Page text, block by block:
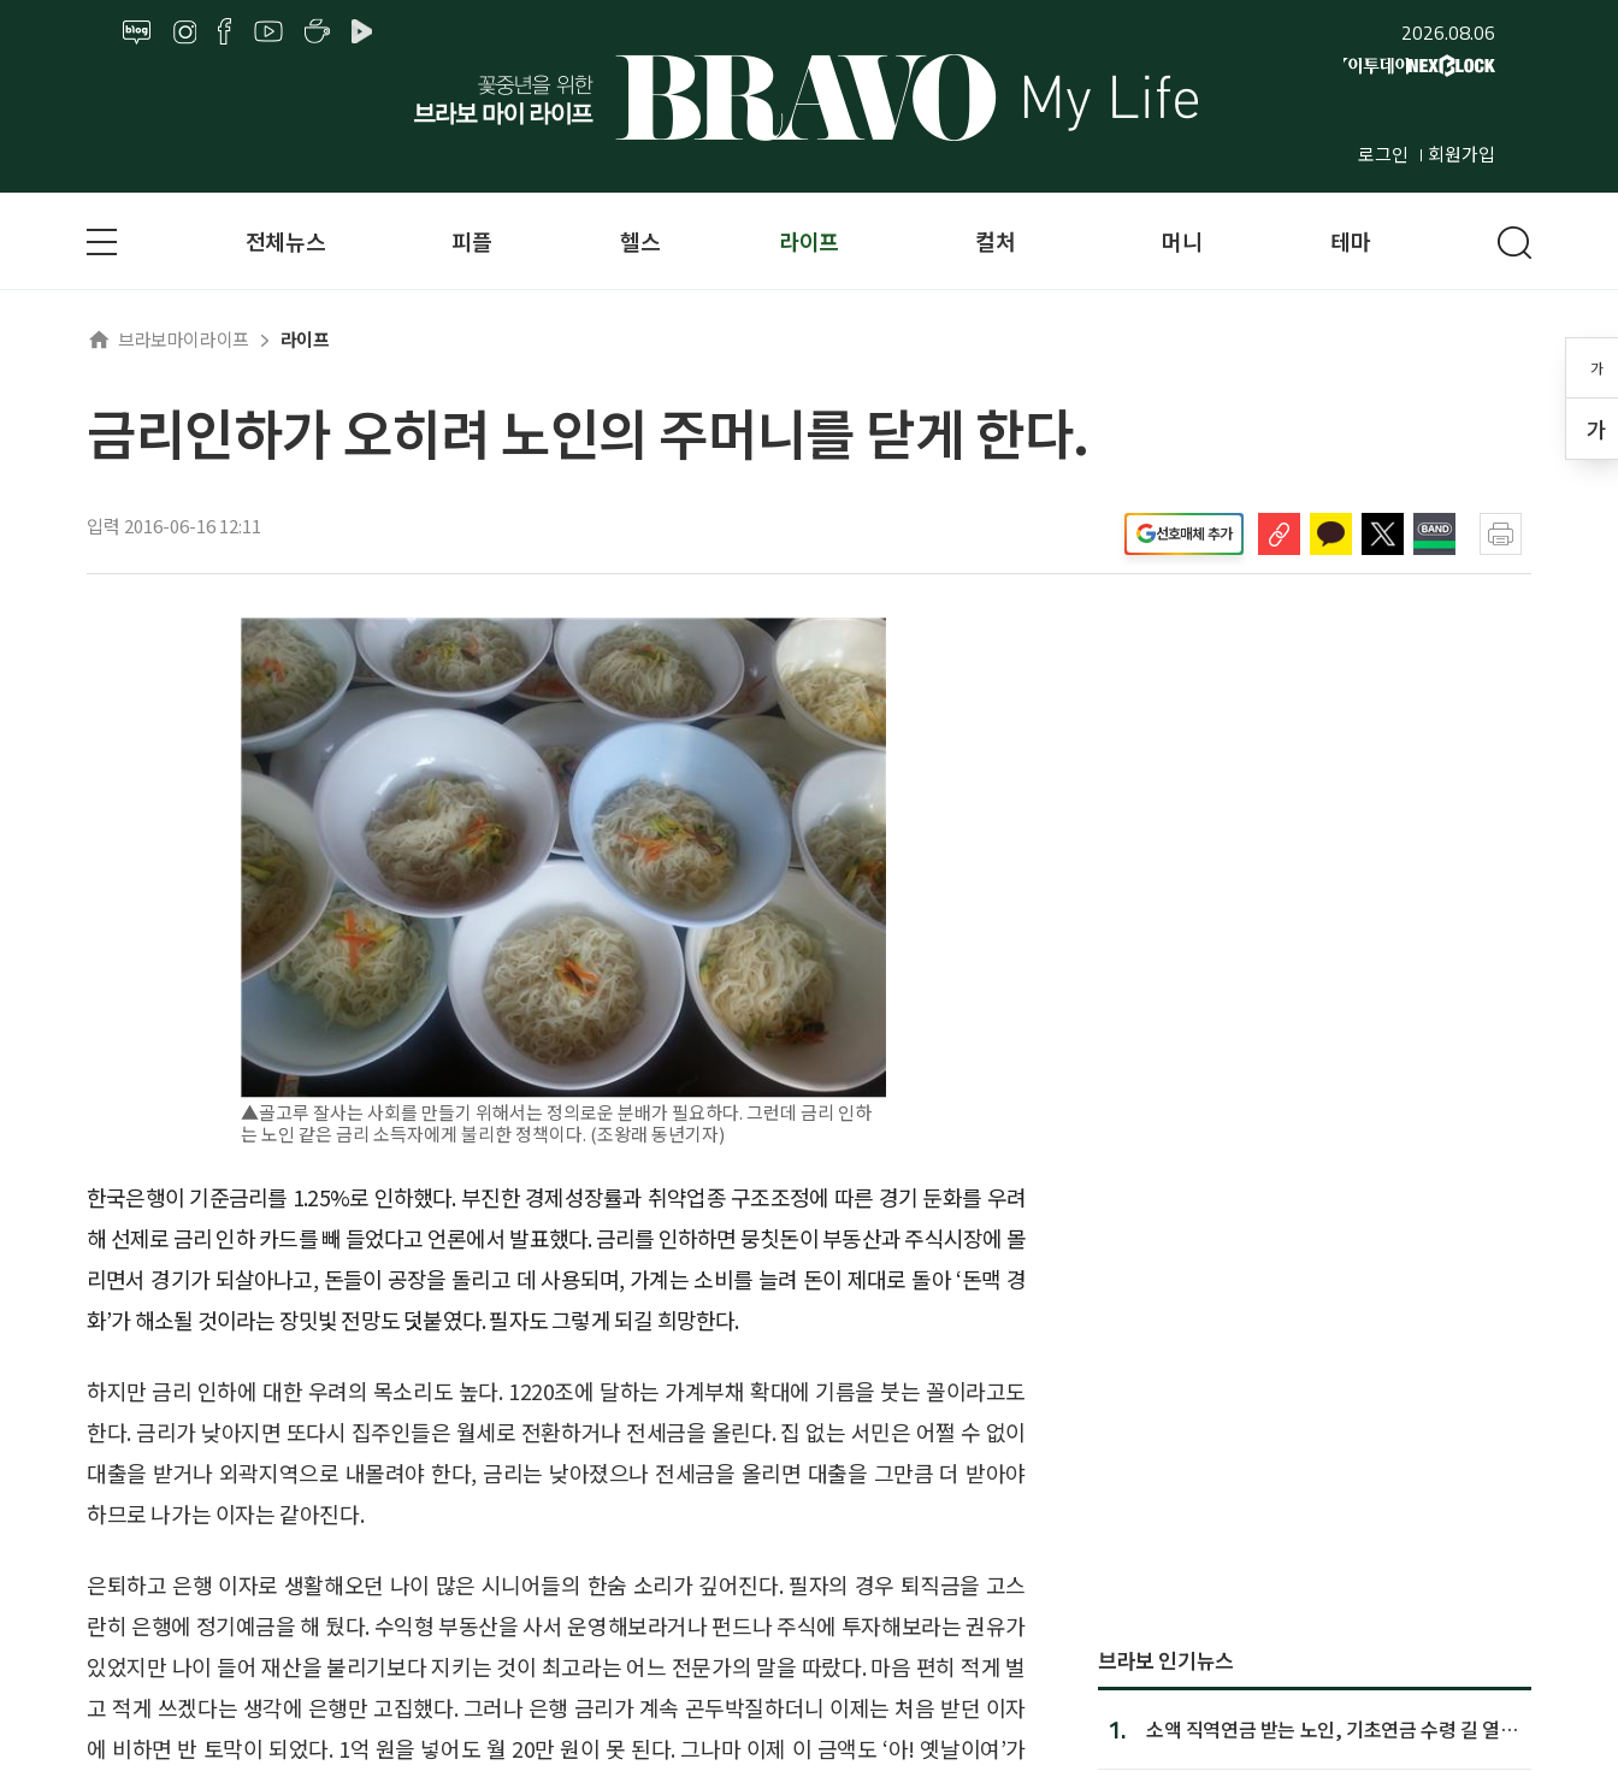
2026.08.06
로그인 회원가입
가
가
전체뉴스 피플 헬스 라이프 컬처 머니 테마
브라보마이라이프 라이프
금리인하가 오히려 노인의 주머니를 닫게 한다.
입력 2016-06-16 12:11 선호매체 추가
▲골고루 잘사는 사회를 만들기 위해서는 정의로운 분배가 필요하다. 그런데 금리 인하
는 노인 같은 금리 소득자에게 불리한 정책이다. (조왕래 동년기자)
한국은행이 기준금리를 1.25%로 인하했다. 부진한 경제성장률과 취약업종 구조조정에 따른 경기 둔화를 우려
해 선제로 금리 인하 카드를 빼 들었다고 언론에서 발표했다. 금리를 인하하면 뭉칫돈이 부동산과 주식시장에 몰
리면서 경기가 되살아나고, 돈들이 공장을 돌리고 데 사용되며, 가계는 소비를 늘려 돈이 제대로 돌아 ‘돈맥 경
화’가 해소될 것이라는 장밋빛 전망도 덧붙였다. 필자도 그렇게 되길 희망한다.
하지만 금리 인하에 대한 우려의 목소리도 높다. 1220조에 달하는 가계부채 확대에 기름을 붓는 꼴이라고도
한다. 금리가 낮아지면 또다시 집주인들은 월세로 전환하거나 전세금을 올린다. 집 없는 서민은 어쩔 수 없이
대출을 받거나 외곽지역으로 내몰려야 한다, 금리는 낮아졌으나 전세금을 올리면 대출을 그만큼 더 받아야
하므로 나가는 이자는 같아진다.
은퇴하고 은행 이자로 생활해오던 나이 많은 시니어들의 한숨 소리가 깊어진다. 필자의 경우 퇴직금을 고스
란히 은행에 정기예금을 해 뒀다. 수익형 부동산을 사서 운영해보라거나 펀드나 주식에 투자해보라는 권유가
있었지만 나이 들어 재산을 불리기보다 지키는 것이 최고라는 어느 전문가의 말을 따랐다. 마음 편히 적게 벌
고 적게 쓰겠다는 생각에 은행만 고집했다. 그러나 은행 금리가 계속 곤두박질하더니 이제는 처음 받던 이자
에 비하면 반 토막이 되었다. 1억 원을 넣어도 월 20만 원이 못 된다. 그나마 이제 이 금액도 ‘아! 옛날이여’가
브라보 인기뉴스
1.
소액 직역연금 받는 노인, 기초연금 수령 길 열린